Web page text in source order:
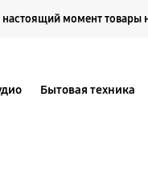
настоящий момент товары
Бытовая техника